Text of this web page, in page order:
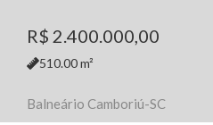
R$ 2.400.000,00
510.00m²
Balneário Camboriú-SC